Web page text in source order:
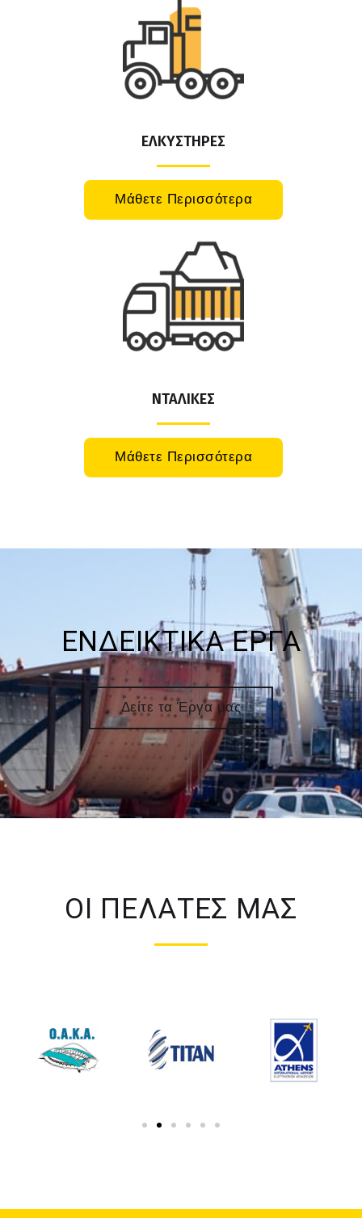
ΕΛΚΥΣΤΗΡΕΣ
Μάθετε Περισσότερα
ΝΤΑΛΙΚΕΣ
Μάθετε Περισσότερα
ΕΝΔΕΙΚΤΙΚΑ ΕΡΓΑ
Δείτε τα Έργα μας
ΟΙ ΠΕΛΑΤΕΣ ΜΑΣ